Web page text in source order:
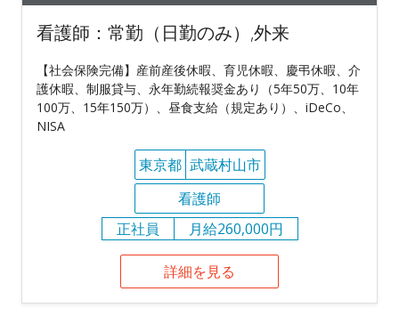
看護師：常勤（日勤のみ）,外来
【社会保険完備】産前産後休暇、育児休暇、慶弔休暇、介
護休暇、制服貸与、永年勤続報奨金あり（5年50万、10年
100万、15年150万）、昼食支給（規定あり）、iDeCo、
NISA
東京都 武蔵村山市
看護師
正社員
月給260,000円
詳細を見る